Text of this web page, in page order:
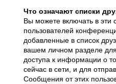
Что означают списки
Вы можете включать в эти
пользователей
добавленные в список
вашем личном разделе
доступа к информации о
сейчас в сети, и для
Сообщения от этих